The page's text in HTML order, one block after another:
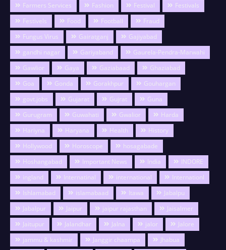
Farmers Services
Fashion Festival
Festivals
Festivels
Food Football
Fraud
Fungus Virus
Gairatganj
Gajiyabad
gandhi nagar
Gariyaband
Gaurela-Pendra-Marwahi
Gawlior
Gaya Gaziabaad
Ghaziabad
Goa
Gonda Gorakhpur
Gouhargan
govt.jobs
Gujarat Gujrat
Guna
Gurugram
Guwahati Gwalior
Harda
Hariyna
Haryana Health
History
Hollywood
Horoscope
hosagabade
Hoshangabad
Important News India
INDORE
ingland
Internatinal international
Internationl
Ishlamabad
islamabaad Itawa
Jabalpu
Jabalpur
Jaipur jaipur rajasthan
Jaisalmer
Jaitupur
Jalandhar Jalna jalor
Jalore
jammu & kashmir
Janggir chaampa
Jhabua